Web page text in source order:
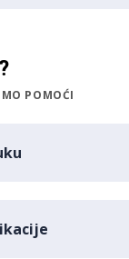
POMOĆI